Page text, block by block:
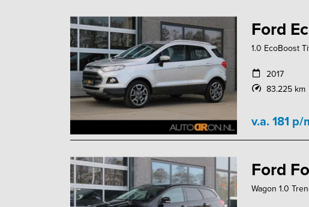
Ford
1.0 EcoBoost
2017
83.225 km
v.a. 181 p/
Ford
Wagon 1.0